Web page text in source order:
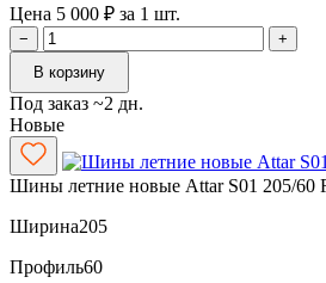
Цена 5 000 ₽ за 1 шт.
−
+
В корзину
Под заказ ~2 дн.
Новые
Шины летние новые Attar S01 205/60
Ширина205
Профиль60